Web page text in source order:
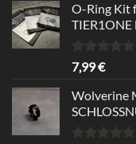
O-Ring Kit
TIER1ONE
Rated
out of 5
7,99€
Wolverine